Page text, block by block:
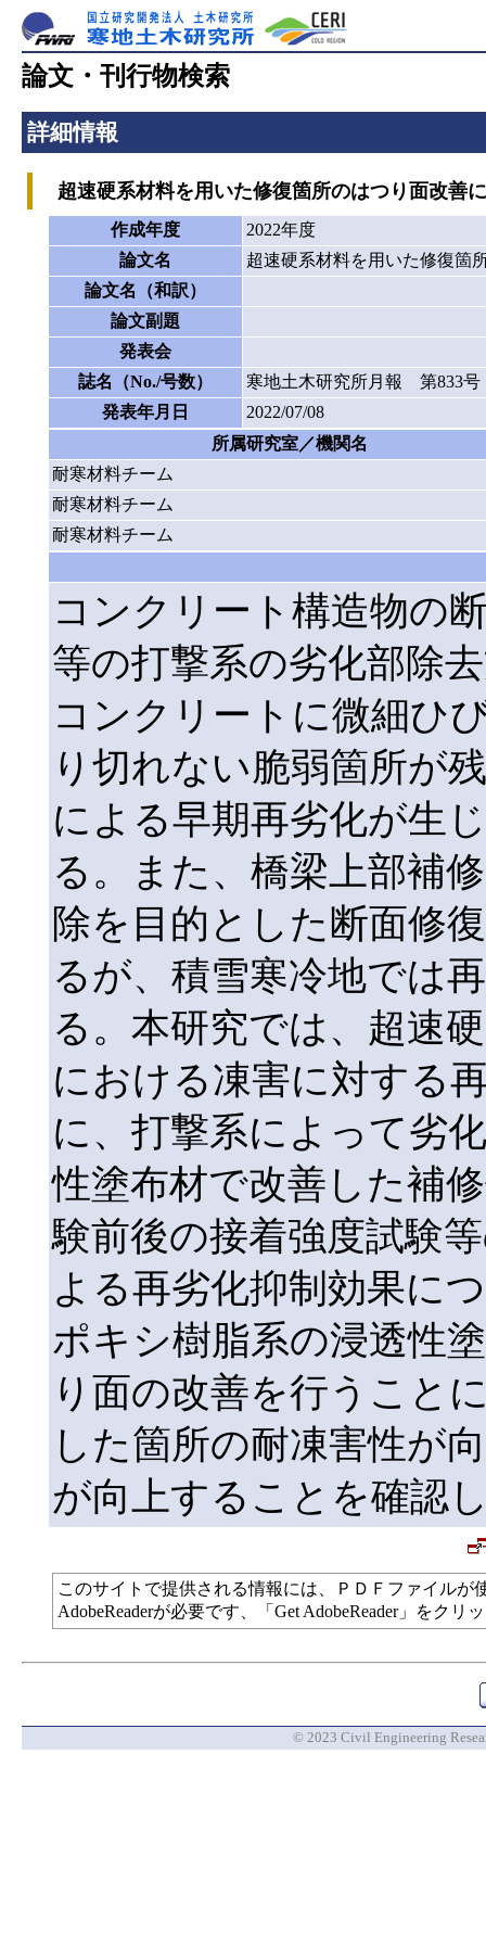
論文・刊行物検索
詳細情報
超速硬系材料を用いた修復箇所のはつり面改善
作成年度
2022年度
論文名
超速硬系材料を用いた修復箇
論文名（和訳）
論文副題
発表会
誌名（No./号数）
寒地土木研究所月報 第833号
発表年月日
2022/07/08
所属研究室／機関名
耐寒材料チーム
耐寒材料チーム
耐寒材料チーム
コンクリート構造物の
等の打撃系の劣化部除
コンクリートに微細ひ
り切れない脆弱箇所が
による早期再劣化が生
る。また、橋梁上部補
除を目的とした断面修
るが、積雪寒冷地では
る。本研究では、超速
における凍害に対する
に、打撃系によって劣
性塗布材で改善した補
験前後の接着強度試験
よる再劣化抑制効果に
ポキシ樹脂系の浸透性
り面の改善を行うこと
した箇所の耐凍害性が
が向上することを確認
このサイトで提供される情報には、ＰＤＦファイル
AdobeReaderが必要です、「Get AdobeReader」をク
© 2023 Civil Engineering